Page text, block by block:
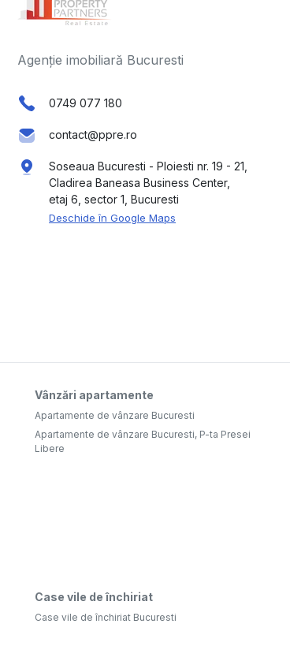
Agenție imobiliară Bucuresti
0749 077 180
contact@ppre.ro
Soseaua Bucuresti - Ploiesti nr. 19 - 21,
Cladirea Baneasa Business Center,
etaj 6, sector 1, Bucuresti
Deschide în Google Maps
Vânzări apartamente
Apartamente de vânzare Bucuresti
Apartamente de vânzare Bucuresti, P-ta Presei
Libere
Case vile de închiriat
Case vile de închiriat Bucuresti